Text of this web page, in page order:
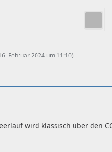
Februar 2024 um 11:10)
wird klassisch über den